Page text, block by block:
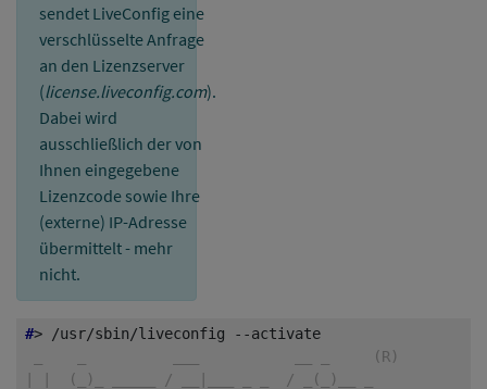
sendet LiveConfig eine
verschlüsselte Anfrage
an den Lizenzserver
(license.liveconfig.com).
Dabei wird
ausschließlich der von
Ihnen eingegebene
Lizenzcode sowie Ihre
(externe) IP-Adresse
übermittelt - mehr
nicht.
#
_    _          ___           __ _     (R)
| |  (_)_ _____ / __|___ _ _  / _(_)__ _